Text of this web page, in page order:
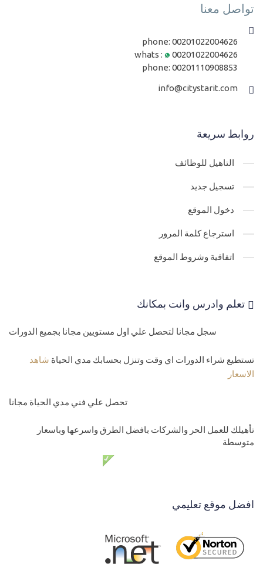
تواصل معنا
phone: 00201022004626
whats :
00201022004626
phone: 00201110908853
info@citystarit.com
روابط سريعة
التاهيل للوظائف
تسجيل جديد
دخول الموقع
استرجاع كلمة المرور
اتفاقية وشروط الموقع
تعلم وادرس وانت بمكانك
سجل مجانا لتحصل علي اول مستويين مجانا بجميع الدورات
تستطيع شراء الدورات اي وقت وتنزل بحسابك مدي الحياة شاهد
الاسعار
تحصل علي فني مدي الحياة مجانا
تأهيلك للعمل الحر والشركات بافضل الطرق واسرعها وباسعار
متوسطة
افضل موقع تعليمي